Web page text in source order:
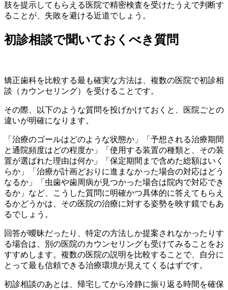
肢を提示してもらえる医院で精密検査を受けたうえで判断す
ることが、失敗を避ける近道でしょう。
初診相談で聞いておくべき質問
矯正歯科を比較する最も確実な方法は、複数の医院で初診相
談（カウンセリング）を受けることです。
その際、以下のような質問を投げかけておくと、医院ごとの
違いが明確になります。
「治療のゴールはどのような状態か」「予想される治療期間
と通院頻度はどの程度か」「使用する装置の種類と、その装
置が選ばれた理由は何か」「保定期間まで含めた総額はいく
らか」「治療が計画どおりに進まなかった場合の対応はどう
なるか」「虫歯や歯周病が見つかった場合は院内で対応でき
るか」など、こうした質問に明確かつ具体的に答えてもらえ
るかどうかは、その医院の治療に対する姿勢を映す鏡でもあ
るでしょう。
回答が曖昧だったり、特定の方法しか提案されなかったりす
る場合は、別の医院のカウンセリングも受けてみることをお
すすめします。複数の医院の説明を比較することで、自分に
とって最も信頼できる治療環境が見えてくるはずです。
初診相談のあとは、帰宅してから冷静に振り返る時間を確保